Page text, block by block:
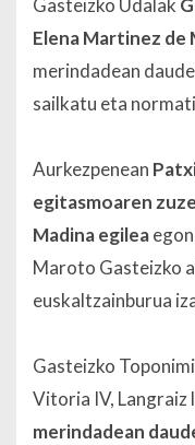
Gasteizko Udalak
Elena Martinez de
merindadean
sailkatu eta
Aurkezpenean
egitasmoaren
Madina egilea
Maroto Gasteizko
euskaltzainburua
Gasteizko
Vitoria IV, Langraiz
merindadean